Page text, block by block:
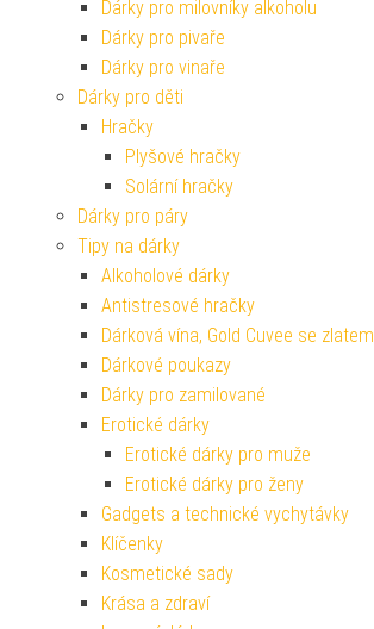
Dárky pro milovníky alkoholu
Dárky pro pivaře
Dárky pro vinaře
Dárky pro děti
Hračky
Plyšové hračky
Solární hračky
Dárky pro páry
Tipy na dárky
Alkoholové dárky
Antistresové hračky
Dárková vína, Gold Cuvee se zlatem
Dárkové poukazy
Dárky pro zamilované
Erotické dárky
Erotické dárky pro muže
Erotické dárky pro ženy
Gadgets a technické vychytávky
Klíčenky
Kosmetické sady
Krása a zdraví